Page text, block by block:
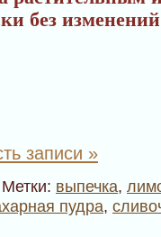
без
записи »
выпечка,
пудра,